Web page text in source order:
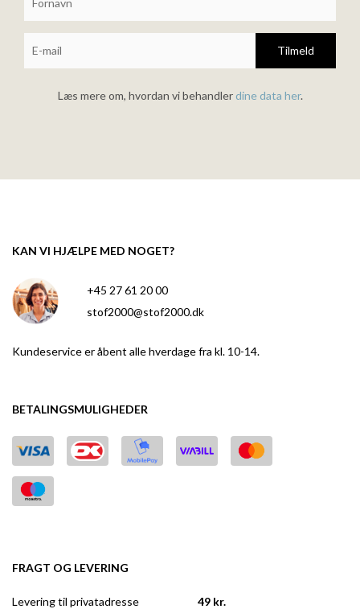
Tilmeld
Læs mere om, hvordan vi behandlerdine data her.
KAN VI HJÆLPE MED NOGET?
+45 27 61 20 00
stof2000@stof2000.dk
Kundeservice er åbent alle hverdage fra kl. 10-14.
BETALINGSMULIGHEDER
FRAGT OG LEVERING
Levering til privatadresse
49 kr.